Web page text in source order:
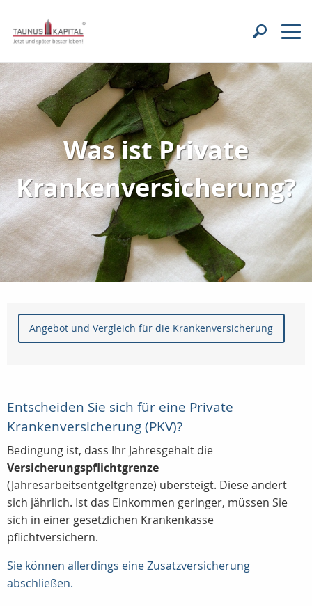
Was ist Private
Krankenversicherung?
Angebot und Vergleich für die Krankenversicherung
Entscheiden Sie sich für eine Private
Krankenversicherung (PKV)?
Bedingung ist, dass Ihr Jahresgehalt die
Versicherungspflichtgrenze
(Jahresarbeitsentgeltgrenze) übersteigt. Diese ändert
sich jährlich. Ist das Einkommen geringer, müssen Sie
sich in einer gesetzlichen Krankenkasse
pflichtversichern.
Sie können allerdings eine Zusatzversicherung
abschließen.